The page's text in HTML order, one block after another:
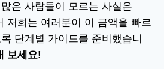
은 사람들이 모르는 사실은
저희는 여러분이 이 금액을 빠르
단계별 가이드를 준비했습니
보세요!